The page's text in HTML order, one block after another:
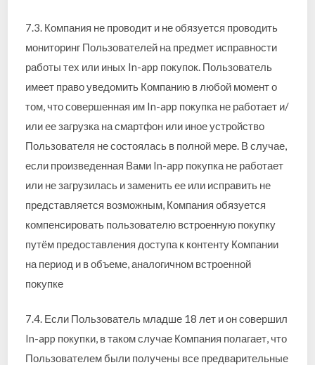
7.3. Компания не проводит и не обязуется проводить
мониторинг Пользователей на предмет исправности
работы тех или иных In-app покупок. Пользователь
имеет право уведомить Компанию в любой момент о
том, что совершенная им In-app покупка не работает и/
или ее загрузка на смартфон или иное устройство
Пользователя не состоялась в полной мере. В случае,
если произведенная Вами In-app покупка не работает
или не загрузилась и заменить ее или исправить не
представляется возможным, Компания обязуется
компенсировать пользователю встроенную покупку
путём предоставления доступа к контенту Компании
на период и в объеме, аналогичном встроенной
покупке
7.4. Если Пользователь младше 18 лет и он совершил
In-app покупки, в таком случае Компания полагает, что
Пользователем были получены все предварительные